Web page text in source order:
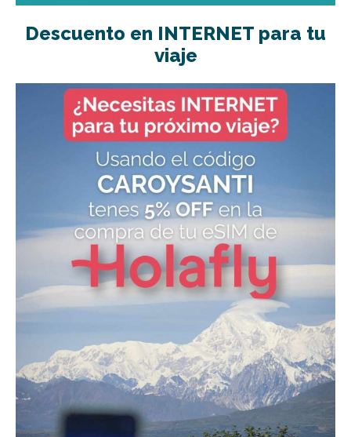
Descuento en INTERNET para tu
viaje